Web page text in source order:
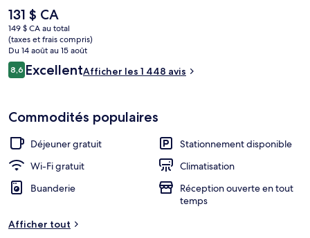
trouvent à courte distance en voiture. Le personnel serviable et la
proximité de l’aéroport sont des éléments populaires auprès des
voyageurs.
Le
prix
actuel
est
de 131 $ CA
131 $ CA
149 $ CA au total
(taxes et frais compris)
Du 14 août au 15 août
Avis
8,68,6 sur 10 –
ExcellentAfficher les 1 448 avis
Commodités populaires
Déjeuner gratuit
Stationnement disponible
Wi-Fi gratuit
Climatisation
Buanderie
Réception ouverte en tout
temps
Afficher tout